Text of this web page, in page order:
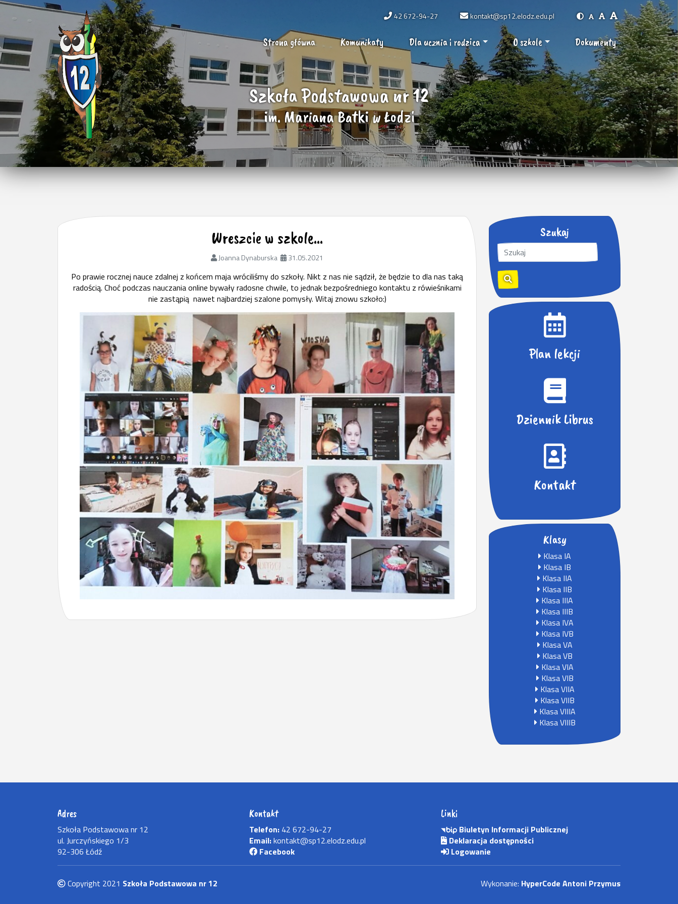
42 672-94-27 kontakt@sp12.elodz.edu.pl
Strona główna Komunikaty Dla ucznia i rodzica O szkole Dokumenty
Szkoła Podstawowa nr 12
im. Mariana Batki w Łodzi
Wreszcie w szkole…
Joanna Dynaburska 31.05.2021
Po prawie rocznej nauce zdalnej z końcem maja wróciliśmy do szkoły. Nikt z nas nie sądził, że będzie to dla nas taką
radością. Choć podczas nauczania online bywały radosne chwile, to jednak bezpośredniego kontaktu z rówieśnikami
nie zastąpią nawet najbardziej szalone pomysły. Witaj znowu szkoło:)
Szukaj
S
z
u
k
a
Plan lekcji
Dziennik Librus
Kontakt
Klasy
Klasa IA
Klasa IB
Klasa IIA
Klasa IIB
Klasa IIIA
Klasa IIIB
Klasa IVA
Klasa IVB
Klasa VA
Klasa VB
Klasa VIA
Klasa VIB
Klasa VIIA
Klasa VIIB
Klasa VIIIA
Klasa VIIIB
Adres
Szkoła Podstawowa nr 12
ul. Jurczyńskiego 1/3
92-306 Łódź
Kontakt
Telefon: 42 672-94-27
Email:kontakt@sp12.elodz.edu.pl
Facebook
Linki
Biuletyn Informacji Publicznej
Deklaracja dostępności
Logowanie
Copyright 2021 Szkoła Podstawowa nr 12 Wykonanie: HyperCode Antoni Przymus